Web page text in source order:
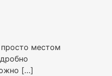
местом
[…]